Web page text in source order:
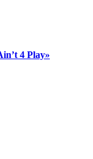
4 Play»